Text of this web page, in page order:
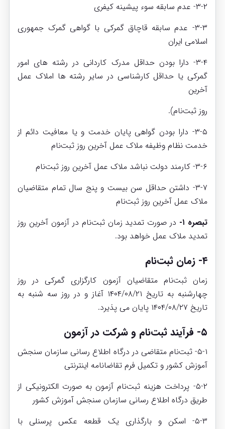
۳-۲- عدم سابقه سوء پیشینه کیفری
۳-۳- عدم سابقه قاچاق گمرکی با گواهی گمرک جمهوری
اسلامی ایران
۳-۴- دارا بودن حداقل مدرک کاردانی در رشته های امور
گمرکی یا حداقل کارشناسی در سایر رشته ها املاک عمل
آخرین
روز ثبت‌نام).
۳-۵- دارا بودن گواهی پایان خدمت و یا معافیت دائم از
خدمت نظام وظیفه ملاک عمل آخرین روز ثبت‌نام
۳-۶- کارمند دولت نباشد ملاک عمل آخرین روز ثبت‌نام
۳-۷- داشتن حداقل سن بیست و پنج سال تمام متقاضیان
ملاک عمل آخرین روز ثبت‌نام
تبصره ۱-
در صورت تمدید زمان ثبت‌نام در آزمون آخرین روز
تمدید ملاک عمل خواهد بود.
۴- زمان ثبت‌نام
زمان ثبت‌نام متقاضیان آزمون کارگزاری گمرکی در روز
چهارشنبه به تاریخ ۱۴۰۴/۰۸/۲۱ آغاز و در روز سه شنبه به
تاریخ ۱۴۰۴/۰۸/۲۷ پایان می پذیرد.
۵- فرآیند ثبت‌نام و شرکت در آزمون
۵-۱- ثبت‌نام متقاضی در درگاه اطلاع رسانی سازمان سنجش
آموزش کشور و تکمیل فرم تقاضانامه اینترنتی
۵-۲- پرداخت هزینه ثبت‌نام آزمون به صورت الکترونیکی از
طریق درگاه اطلاع رسانی سازمان سنجش آموزش کشور
۵-۳- اسکن و بارگذاری یک قطعه عکس پرسنلی با